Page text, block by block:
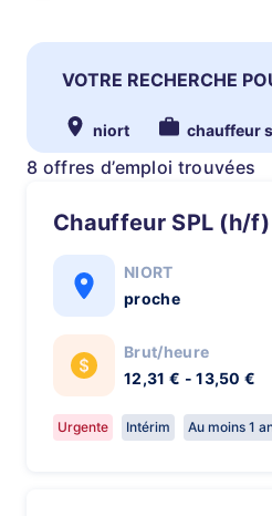
VOTRE RECHERCHE
niort chauffeur
8 offres d’emploi trouvées
Chauffeur SPL (h/f)
NIORT
proche
Brut/heure
12,31 € - 13,50 €
Urgente Intérim Au moins 1